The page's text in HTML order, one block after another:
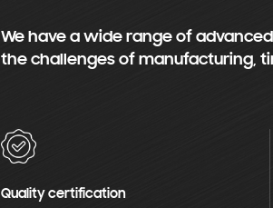
We have a wide range of
the challenges of manufacturing,
Quality certification